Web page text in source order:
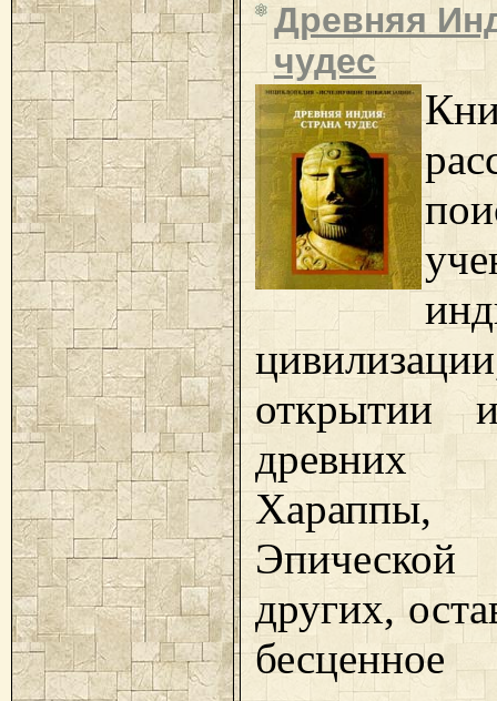
Древняя
чудес
открытии
древних
Хараппы,
других,